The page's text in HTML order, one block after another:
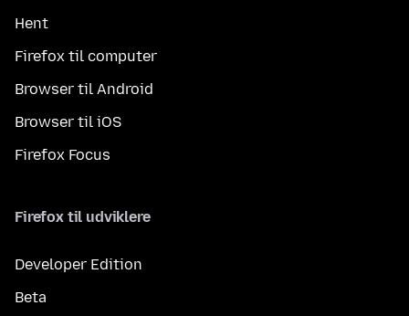
Hent
Firefox til computer
Browser til Android
Browser til iOS
Firefox Focus
Firefox til udviklere
Developer Edition
Beta